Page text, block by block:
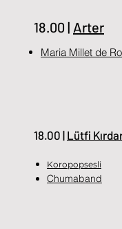
18.00 | Arter
Maria Millet de
18.00 | Lütfi
Koropopsesli
Chumaband